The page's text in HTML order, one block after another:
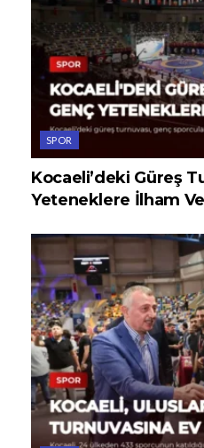
SPOR
Kocaeli’deki Güreş
Yeteneklere İlham